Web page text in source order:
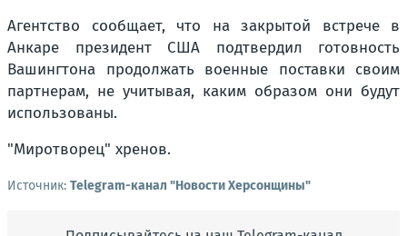
Агентство сообщает, что на закрытой встрече в
Анкаре президент США подтвердил готовность
Вашингтона продолжать военные поставки своим
партнерам, не учитывая, каким образом они будут
использованы.
"Миротворец" хренов.
Источник: Telegram-канал "Новости Херсонщины"